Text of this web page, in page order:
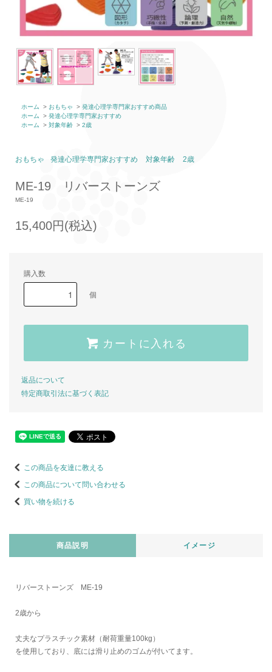
ホーム > おもちゃ > 発達心理学専門家おすすめ商品
ホーム
> 発達心理学専門家おすすめ
ホーム
> 対象年齢 > 2歳
おもちゃ 発達心理学専門家おすすめ 対象年齢 2歳
ME-19 リバーストーンズ
ME-19
15,400円(税込)
購入数
個
カートに入れる
返品について
特定商取引法に基づく表記
この商品を友達に教える
この商品について問い合わせる
買い物を続ける
商品説明 イメージ
リバーストーンズ ME-19
2歳から
丈夫なプラスチック素材（耐荷重量100kg）
を使用しており、底には滑り止めのゴムが付いてます。